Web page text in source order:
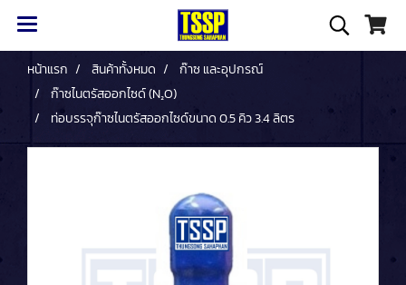
หน้าแรก สินค้าทั้งหมด
ก๊าซ และอุปกรณ์
ก๊าซไนตรัสออกไซด์ (N₂O)
ท่อบรรจุก๊าซไนตรัสออกไซด์ขนาด 0.5 คิว 3.4 ลิตร